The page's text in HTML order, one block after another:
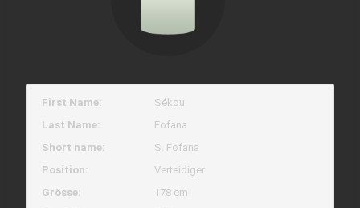
First Name:
Sékou
Last Name:
Fofana
Short name:
S. Fofana
Position:
Verteidiger
Grösse:
178 cm